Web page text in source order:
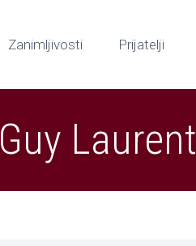
Zanimljivosti Prijatelji
Guy Laurent